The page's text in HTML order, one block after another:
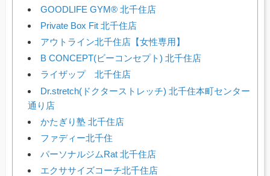
GOODLIFE GYM® 北千住店
Private Box Fit 北千住店
アウトライン北千住店【女性専用】
B CONCEPT(ビーコンセプト) 北千住店
ライザップ 北千住店
Dr.stretch(ドクターストレッチ) 北千住本町センター
通り店
かたぎり塾 北千住店
ファディー北千住
パーソナルジムRat 北千住店
エクササイズコーチ北千住店